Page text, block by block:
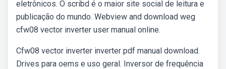
eletrônicos. O scribd é o maior site social de leitura e
publicação do mundo. Webview and download weg
cfw08 vector inverter user manual online.
Cfw08 vector inverter inverter pdf manual download.
Drives para oems e uso geral. Inversor de frequência